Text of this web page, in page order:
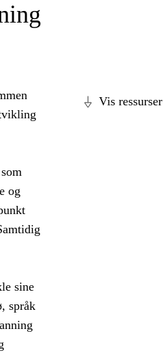
Vis ressurser
og
sine
språk